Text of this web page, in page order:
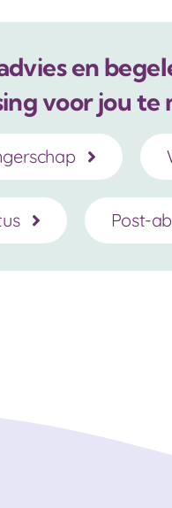
en
voor jou te
Post-